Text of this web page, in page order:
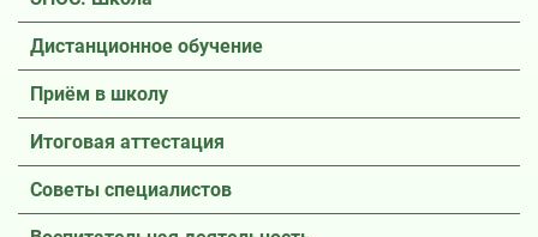
Дистанционное обучение
Приём в школу
Итоговая аттестация
Советы специалистов